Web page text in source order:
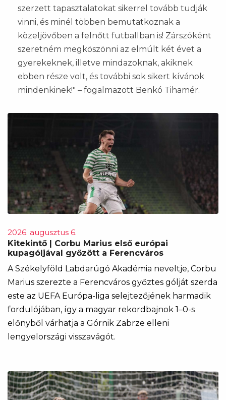
szerzett tapasztalatokat sikerrel tovább tudják
vinni, és minél többen bemutatkoznak a
közeljövőben a felnőtt futballban is! Zárszóként
szeretném megköszönni az elmúlt két évet a
gyerekeknek, illetve mindazoknak, akiknek
ebben része volt, és további sok sikert kívánok
mindenkinek!" – fogalmazott Benkó Tihamér.
2026. augusztus 6.
Kitekintő | Corbu Marius első európai
kupagóljával győzött a Ferencváros
A Székelyföld Labdarúgó Akadémia neveltje, Corbu
Marius szerezte a Ferencváros győztes gólját szerda
este az UEFA Európa-liga selejtezőjének harmadik
fordulójában, így a magyar rekordbajnok 1–0-s
előnyből várhatja a Górnik Zabrze elleni
lengyelországi visszavágót.